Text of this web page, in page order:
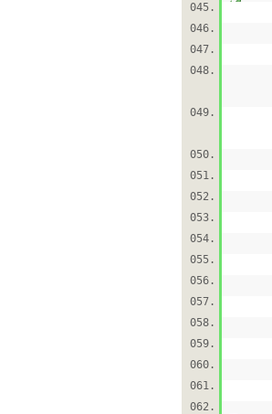
045.
046.
047.
048.
049.
050.
051.
052.
053.
054.
055.
056.
057.
058.
059.
060.
061.
062.